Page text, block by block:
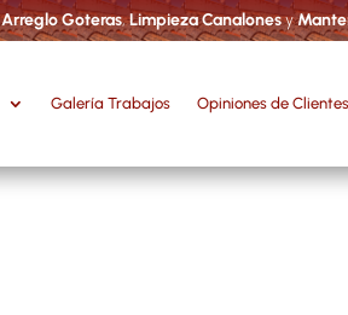
Arreglo Goteras,Limpieza Canalonesy
Galería Trabajos Opiniones de Clientes